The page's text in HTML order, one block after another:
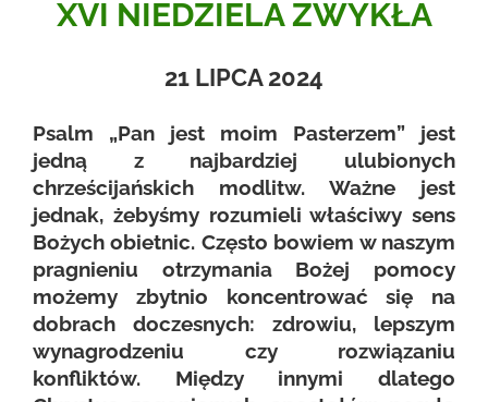
XVI NIEDZIELA ZWYKŁA
21 LIPCA 2024
Psalm „Pan jest moim Pasterzem” jest
jedną z najbardziej ulubionych
chrześcijańskich modlitw. Ważne jest
jednak, żebyśmy rozumieli właściwy sens
Bożych obietnic. Często bowiem w naszym
pragnieniu otrzymania Bożej pomocy
możemy zbytnio koncentrować się na
dobrach doczesnych: zdrowiu, lepszym
wynagrodzeniu czy rozwiązaniu
konfliktów. Między innymi dlatego